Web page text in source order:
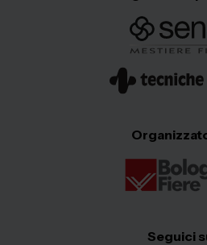
Seguici